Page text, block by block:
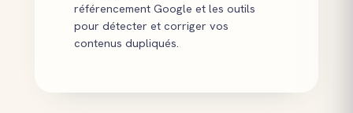
référencement Google et les outils
pour détecter et corriger vos
contenus dupliqués.